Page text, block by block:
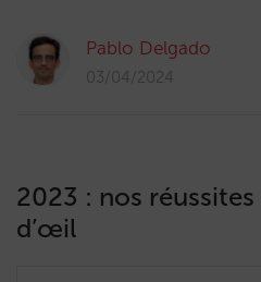
Pablo Delgado
03/04/2024
2023 : nos
d’œil